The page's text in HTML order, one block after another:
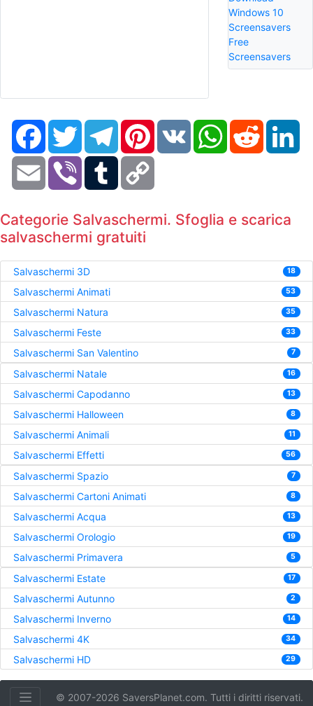
Windows 10
Screensavers
Free
Screensavers
FacebookTwitter TelegramPinterestVK WhatsAppReddit
Email Viber Tumblr
Categorie Salvaschermi. Sfoglia e scarica
salvaschermi gratuiti
Salvaschermi 3D 18
Salvaschermi Animati 53
Salvaschermi Natura 35
Salvaschermi Feste 33
Salvaschermi San Valentino 7
Salvaschermi Natale 16
Salvaschermi Capodanno 13
Salvaschermi Halloween 8
Salvaschermi Animali 11
Salvaschermi Effetti 56
Salvaschermi Spazio 7
Salvaschermi Cartoni Animati 8
Salvaschermi Acqua 13
Salvaschermi Orologio 19
Salvaschermi Primavera 5
Salvaschermi Estate 17
Salvaschermi Autunno 2
Salvaschermi Inverno 14
Salvaschermi 4K 34
Salvaschermi HD 29
© 2007-2026 SaversPlanet.com. Tutti i diritti riservati.